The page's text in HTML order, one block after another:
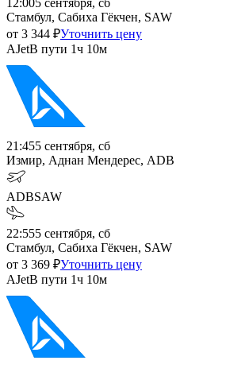
Стамбул, Сабиха Гёкчен, SAW
от 3 344 ₽Уточнить цену
AJetВ пути 1ч 10м
21:455 сентября, сб
Измир, Аднан Мендерес, ADB
ADBSAW
22:555 сентября, сб
Стамбул, Сабиха Гёкчен, SAW
от 3 369 ₽Уточнить цену
AJetВ пути 1ч 10м